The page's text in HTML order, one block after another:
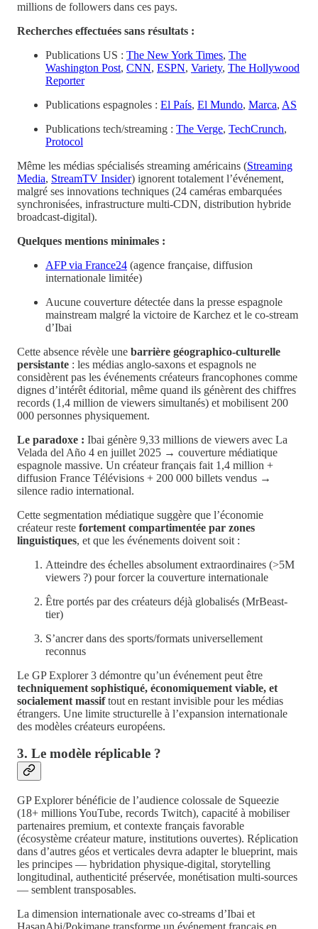
millions de followers dans ces pays.
Recherches effectuées sans résultats :
Publications US : The New York Times, The
Washington Post, CNN, ESPN, Variety, The Hollywood
Reporter
Publications espagnoles : El País, El Mundo, Marca, AS
Publications tech/streaming : The Verge, TechCrunch,
Protocol
Même les médias spécialisés streaming américains (Streaming
Media, StreamTV Insider) ignorent totalement l’événement,
malgré ses innovations techniques (24 caméras embarquées
synchronisées, infrastructure multi-CDN, distribution hybride
broadcast-digital).
Quelques mentions minimales :
AFP via France24 (agence française, diffusion
internationale limitée)
Aucune couverture détectée dans la presse espagnole
mainstream malgré la victoire de Karchez et le co-stream
d’Ibai
Cette absence révèle une barrière géographico-culturelle
persistante : les médias anglo-saxons et espagnols ne
considèrent pas les événements créateurs francophones comme
dignes d’intérêt éditorial, même quand ils génèrent des chiffres
records (1,4 million de viewers simultanés) et mobilisent 200
000 personnes physiquement.
Le paradoxe : Ibai génère 9,33 millions de viewers avec La
Velada del Año 4 en juillet 2025 → couverture médiatique
espagnole massive. Un créateur français fait 1,4 million +
diffusion France Télévisions + 200 000 billets vendus →
silence radio international.
Cette segmentation médiatique suggère que l’économie
créateur reste fortement compartimentée par zones
linguistiques, et que les événements doivent soit :
Atteindre des échelles absolument extraordinaires (>5M
viewers ?) pour forcer la couverture internationale
Être portés par des créateurs déjà globalisés (MrBeast-
tier)
S’ancrer dans des sports/formats universellement
reconnus
Le GP Explorer 3 démontre qu’un événement peut être
techniquement sophistiqué, économiquement viable, et
socialement massiftout en restant invisible pour les médias
étrangers. Une limite structurelle à l’expansion internationale
des modèles créateurs européens.
3. Le modèle réplicable ?
GP Explorer bénéficie de l’audience colossale de Squeezie
(18+ millions YouTube, records Twitch), capacité à mobiliser
partenaires premium, et contexte français favorable
(écosystème créateur mature, institutions ouvertes). Réplication
dans d’autres géos et verticales devra adapter le blueprint, mais
les principes — hybridation physique-digital, storytelling
longitudinal, authenticité préservée, monétisation multi-sources
— semblent transposables.
La dimension internationale avec co-streams d’Ibai et
HasanAbi/Pokimane transforme un événement français en